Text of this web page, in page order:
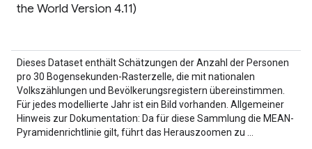
the World Version 4.11)
Dieses Dataset enthält Schätzungen der Anzahl der Personen
pro 30 Bogensekunden-Rasterzelle, die mit nationalen
Volkszählungen und Bevölkerungsregistern übereinstimmen.
Für jedes modellierte Jahr ist ein Bild vorhanden. Allgemeiner
Hinweis zur Dokumentation: Da für diese Sammlung die MEAN-
Pyramidenrichtlinie gilt, führt das Herauszoomen zu …